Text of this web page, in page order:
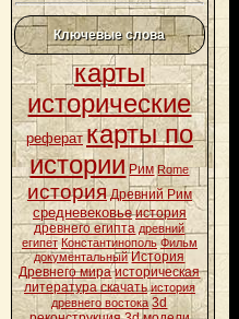
Ключевые слова
карты
исторические
реферат карты по
истории Рим Rome
история Древний Рим
средневековье история
древнего египта древний
египет Константинополь Фильм
документальный История
Древнего мира историческая
литература скачать история
древнего востока 3d